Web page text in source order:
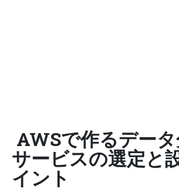
AWSで作るデー
サービスの選定と
イント